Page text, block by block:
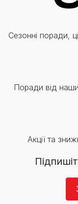
Сезонні поради,
Поради від
Акції та